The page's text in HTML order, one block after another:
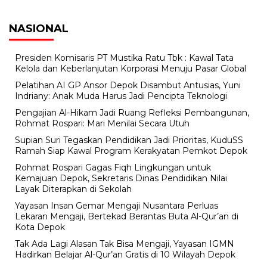
NASIONAL
Presiden Komisaris PT Mustika Ratu Tbk : Kawal Tata
Kelola dan Keberlanjutan Korporasi Menuju Pasar Global
Pelatihan AI GP Ansor Depok Disambut Antusias, Yuni
Indriany: Anak Muda Harus Jadi Pencipta Teknologi
Pengajian Al-Hikam Jadi Ruang Refleksi Pembangunan,
Rohmat Rospari: Mari Menilai Secara Utuh
Supian Suri Tegaskan Pendidikan Jadi Prioritas, KuduSS
Ramah Siap Kawal Program Kerakyatan Pemkot Depok
Rohmat Rospari Gagas Fiqh Lingkungan untuk
Kemajuan Depok, Sekretaris Dinas Pendidikan Nilai
Layak Diterapkan di Sekolah
Yayasan Insan Gemar Mengaji Nusantara Perluas
Lekaran Mengaji, Bertekad Berantas Buta Al-Qur’an di
Kota Depok
Tak Ada Lagi Alasan Tak Bisa Mengaji, Yayasan IGMN
Hadirkan Belajar Al-Qur’an Gratis di 10 Wilayah Depok